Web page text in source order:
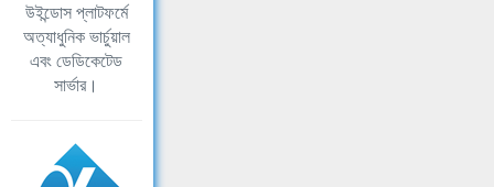
উইন্ডোস প্লাটফর্মে
অত্যাধুনিক ভার্চুয়াল
এবং ডেডিকেটেড
সার্ভার।